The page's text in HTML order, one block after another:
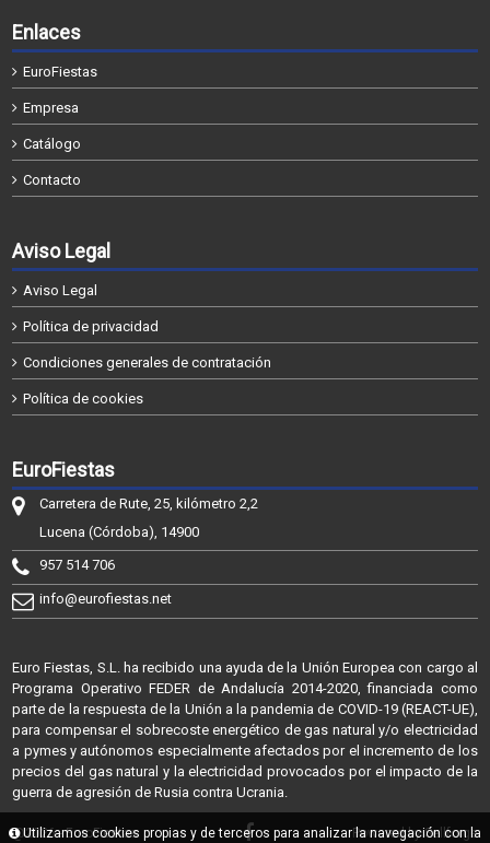
Enlaces
EuroFiestas
Empresa
Catálogo
Contacto
Aviso Legal
Aviso Legal
Política de privacidad
Condiciones generales de contratación
Política de cookies
EuroFiestas
Carretera de Rute, 25, kilómetro 2,2
Lucena (Córdoba), 14900
957 514 706
info@eurofiestas.net
Euro Fiestas, S.L. ha recibido una ayuda de la Unión Europea con cargo al
Programa Operativo FEDER de Andalucía 2014-2020, financiada como
parte de la respuesta de la Unión a la pandemia de COVID-19 (REACT-UE),
para compensar el sobrecoste energético de gas natural y/o electricidad
a pymes y autónomos especialmente afectados por el incremento de los
precios del gas natural y la electricidad provocados por el impacto de la
guerra de agresión de Rusia contra Ucrania.
@2026 - EuroFiestas Powered by Sellforge
Utilizamos cookies propias y de terceros para analizar la navegación con la